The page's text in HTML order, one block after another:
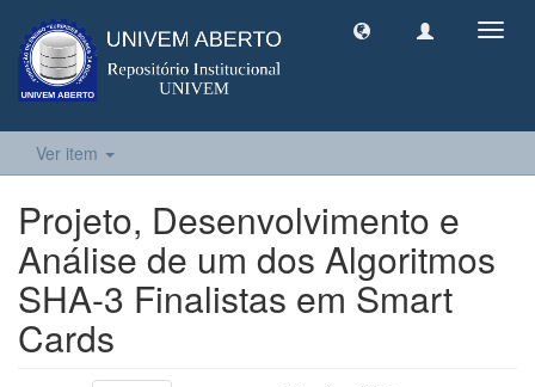
Ver item
Projeto, Desenvolvimento e
Análise de um dos Algoritmos
SHA-3 Finalistas em Smart
Cards